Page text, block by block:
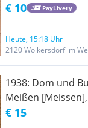
€ 10 PayLivery
Heute, 15:18 Uhr
2120 Wolkersdorf im
1938: Dom und
Meißen [Meissen],
Abb.
€ 15